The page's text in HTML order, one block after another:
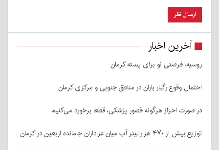
آخرین اخبار
روسیه، فرصتی نو برای پسته کرمان
احتمال وقوع رگبار باران در مناطق جنوبی و مرکزی کرمان
در صورت احراز هرگونه قصور پزشکی، قطعا برخورد می‌کنیم
توزیع بیش از ۴۷۰ هزار لیتر آب میان عزاداران جامانده اربعین در کرمان